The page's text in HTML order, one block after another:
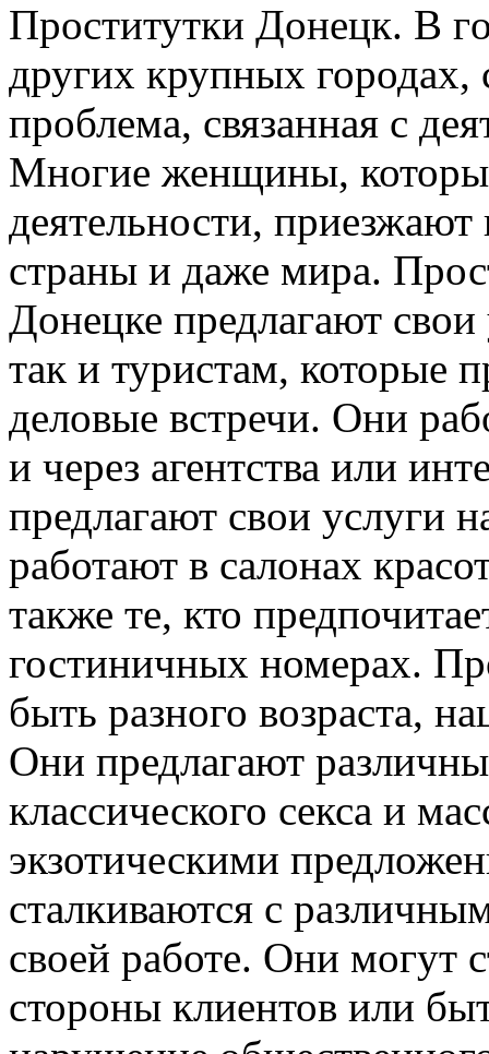
Прoститутки Дoнeцк. В
других крупных городах,
проблема, связанная с
Многие женщины,
деятельности, приезжают
страны и даже мира.
Донецке предлагают
так и туристам, которые
деловые встречи. Они
и через агентства или
предлагают свои услуги
работают в салонах
также те, кто
гостиничных номерах.
быть разного возраста,
Они предлагают
классического секса и
экзотическими
сталкиваются с
своей работе. Они могут
стороны клиентов или